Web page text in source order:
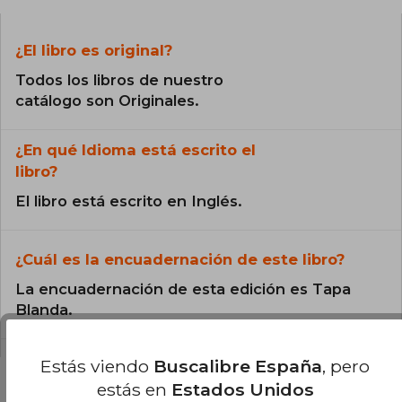
¿El libro es original?
Todos los libros de nuestro
catálogo son Originales.
¿En qué Idioma está escrito el
libro?
El libro está escrito en Inglés.
¿Cuál es la encuadernación de este libro?
La encuadernación de esta edición es Tapa
Blanda.
Estás viendo Buscalibre España, pero
estás en Estados Unidos